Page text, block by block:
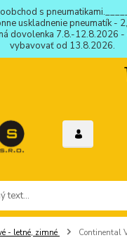
s
uskladnenie pneumatík -
dovolenka 7.8.-12.8.2026
vybavovať od 13.8.2026.
- letné, zimné
Continental